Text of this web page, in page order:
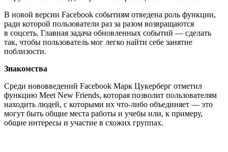
В новой версии Facebook событиям отведена роль функции,
ради которой пользователи раз за разом возвращаются
в соцсеть. Главная задача обновленных событий — сделать
так, чтобы пользователь мог легко найти себе занятие
поблизости.
Знакомства
Среди нововведений Facebook Марк Цукерберг отметил
функцию Meet New Friends, которая позволит пользователям
находить людей, с которыми их что-либо объединяет — это
могут быть общие места работы и учебы или, к примеру,
общие интересы и участие в схожих группах.